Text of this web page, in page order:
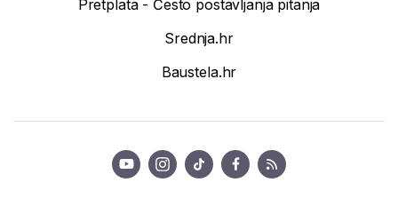
Pretplata - Često postavljanja pitanja
Srednja.hr
Baustela.hr